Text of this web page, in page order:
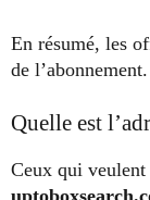
En résumé, les
de l’abonnement.
Quelle est
Ceux qui veulent